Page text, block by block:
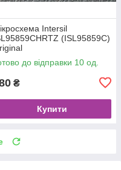
Intersil
(ISL95859C)
до відправки 10 од.
₴
Купити